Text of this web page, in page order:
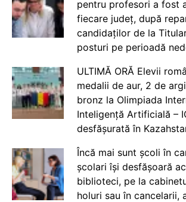
pentru profesori a fost
fiecare județ, după
candidaților de la
posturi pe perioadă
ULTIMĂ ORĂ Elevii
medalii de aur, 2 de
bronz la Olimpiada
Inteligență Artificială –
desfășurată în
Încă mai sunt școli în
școlari își desfășoară
biblioteci, pe la
holuri sau în cancelarii,